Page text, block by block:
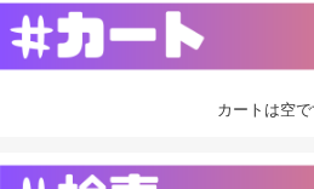
カートは空で